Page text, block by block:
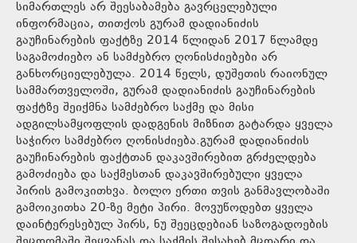
სიმართლეს არ შეესაბამება გავრცელებული
ინფორმაცია, თითქოს გურამ დადიანიძის
გაუჩინარების ფაქტზე 2014 წლიდან 2017 წლამდე
საგამოძიებო ან სამძებრო ღონისძიებები არ
განხორციელებულა. 2014 წელს, დუშეთის რაიონულ
სამმართველოში, გურამ დადიანიძის გაუჩინარების
ფაქტზე შეიქმნა სამძებრო საქმე და მისი
ადგილსამყოფლის დადგენის მიზნით გატარდა ყველა
საჭირო სამძებრო ღონისძიება.გურამ დადიანიძის
გაუჩინარების ფაქტთან დაკავშირებით გრძელდება
გამოძიება და საქმესთან დაკავშირებული ყველა
პირის გამოკითხვა. ბოლო ერთი თვის განმავლობაში
გამოიკითხა 20-ზე მეტი პირი. მოვუწოდებთ ყველა
დაინტერესებულ პირს, ნუ შეეცდებიან საზოგადოების